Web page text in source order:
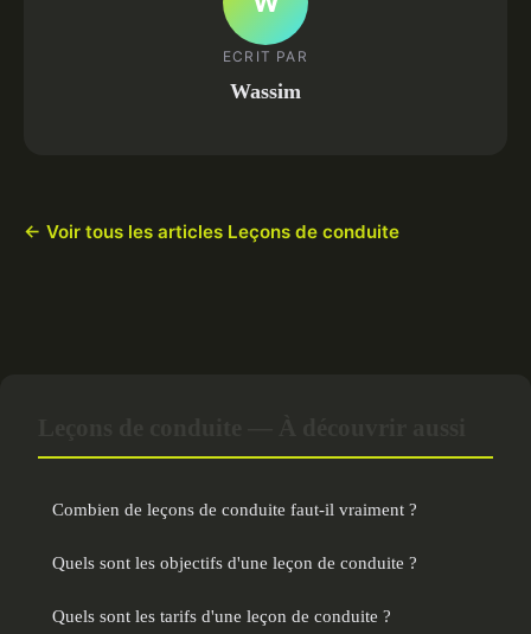
ECRIT PAR
Wassim
← Voir tous les articles Leçons de conduite
Combien de leçons de conduite faut-il vraiment ?
Quels sont les objectifs d'une leçon de conduite ?
Quels sont les tarifs d'une leçon de conduite ?